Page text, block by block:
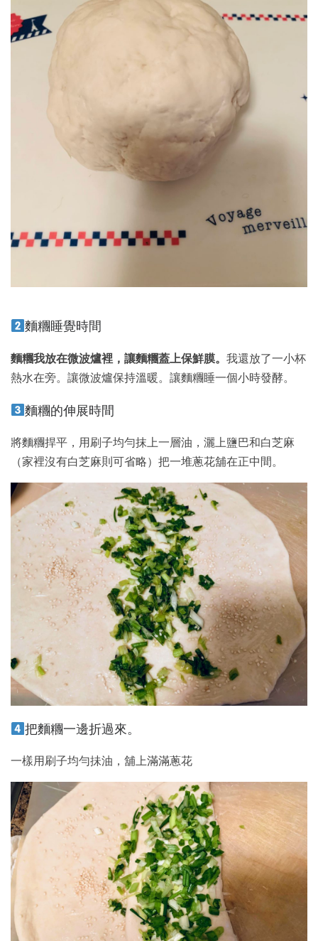
麵糰睡覺時間
麵糰我放在微波爐裡，讓麵糰蓋上保鮮膜。 我還放了一小杯
熱水在旁。讓微波爐保持溫暖。讓麵糰睡一個小時發酵。
麵糰的伸展時間
將麵糰捍平，用刷子均勻抹上一層油，灑上鹽巴和白芝麻
（家裡沒有白芝麻則可省略）把一堆蔥花舖在正中間。
把麵糰一邊折過來。
一樣用刷子均勻抺油，舖上滿滿蔥花